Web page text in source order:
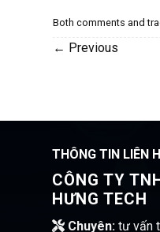
Both comments and
← Previous
THÔNG TIN LIÊN
CÔNG TY
HƯNG TECH
Chuyên:tư vấn